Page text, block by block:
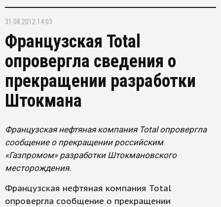
31.08.2012 14:03
Французская Total
опровергла сведения о
прекращении разработки
Штокмана
Французская нефтяная компания Total опровергла
сообщение о прекращении российским
«Газпромом» разработки Штокмановского
месторождения.
Французская нефтяная компания Total
опровергла сообщение о прекращении